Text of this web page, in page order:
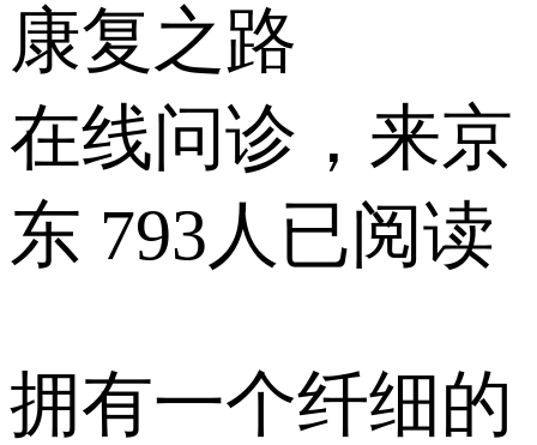
康复之路
在线问诊，来京
东 793人已阅读
拥有一个纤细的